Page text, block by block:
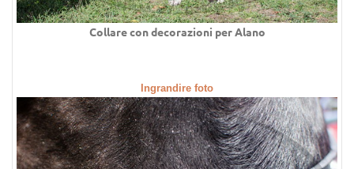
Collare con decorazioni per Alano
Ingrandire foto